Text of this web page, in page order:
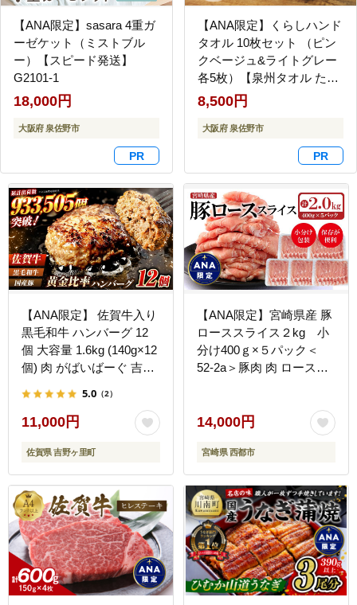
【ANA限定】sasara 4重ガ
ーゼケット（ミストブル
ー）【スピード発送】
G2101-1
18,000円
大阪府 泉佐野市
【ANA限定】くらしハンド
タオル 10枚セット （ピン
クベージュ&ライトグレー
各5枚）【泉州タオル たお
る 国産 吸水 普段使い シン
プル 日用品 家族 ファミリ
ー】 G4434
8,500円
大阪府 泉佐野市
【ANA限定】 佐賀牛入り
黒毛和牛 ハンバーグ 12
個 大容量 1.6kg (140g×12
個) 肉 がばいばーぐ 吉野
[FBX005]
5.0 （2）
11,000円
佐賀県 吉野ヶ里町
【ANA限定】宮崎県産 豚
ローススライス２kg 小
分け400ｇ×５パック＜
52-2a＞豚肉 肉 ロースス
焼き
14,000円
宮崎県 西都市